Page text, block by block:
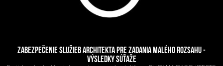
ZABEZPEČENIE SLUŽIEB ARCHITEKTA PRE ZADANIA MALÉHO ROZSAHU -
VÝSLEDKY SÚŤAŽE